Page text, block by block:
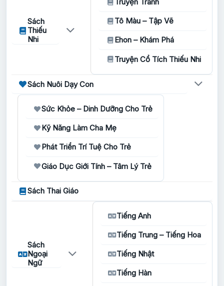
Sách
Thiếu
Nhi
Tô Màu – Tập Vẽ
Ehon – Khám Phá
Truyện Cổ Tích Thiếu Nhi
Sách Nuôi Dạy Con
Sức Khỏe – Dinh Dưỡng Cho Trẻ
Kỹ Năng Làm Cha Mẹ
Phát Triển Trí Tuệ Cho Trẻ
Giáo Dục Giới Tính – Tâm Lý Trẻ
Sách Thai Giáo
Sách
Ngoại
Ngữ
Tiếng Anh
Tiếng Trung – Tiếng Hoa
Tiếng Nhật
Tiếng Hàn